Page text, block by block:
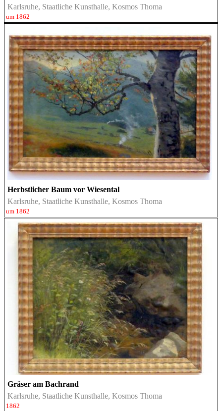
Karlsruhe, Staatliche Kunsthalle, Kosmos Thoma
um 1862
Herbstlicher Baum vor Wiesental
Karlsruhe, Staatliche Kunsthalle, Kosmos Thoma
um 1862
Gräser am Bachrand
Karlsruhe, Staatliche Kunsthalle, Kosmos Thoma
1862